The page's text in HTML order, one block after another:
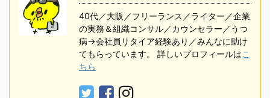
40代／大阪／フリーランス／ライター／企業
の実務＆組織コンサル／カウンセラー／うつ
病→会社員リタイア経験あり／みんなに助け
てもらっています。 詳しいプロフィールはこ
ちら